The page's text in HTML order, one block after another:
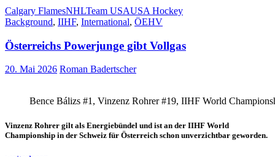
Devin
Cooley
witzelt
Kuh
Calgary FlamesNHLTeam USAUSA Hockey
Background, IIHF, International, ÖEHV
Österreichs Powerjunge gibt Vollgas
20. Mai 2026 Roman Badertscher
Bence Bálizs #1, Vinzenz Rohrer #19, IIHF World
Vinzenz Rohrer gilt als Energiebündel und ist an der IIHF World
Championship in der Schweiz für Österreich schon unverzichtbar geworden.